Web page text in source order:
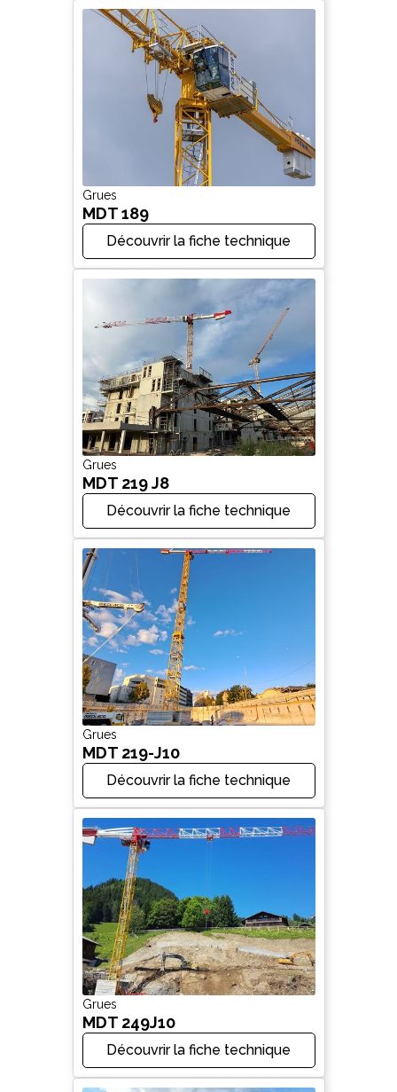
Grues
MDT 189
Découvrir la fiche technique
Grues
MDT 219 J8
Découvrir la fiche technique
Grues
MDT 219-J10
Découvrir la fiche technique
Grues
MDT 249J10
Découvrir la fiche technique